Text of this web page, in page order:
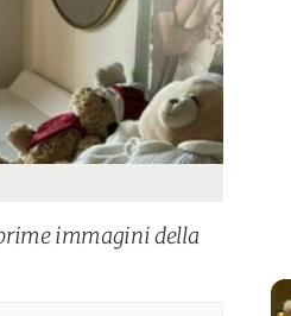
immagini della